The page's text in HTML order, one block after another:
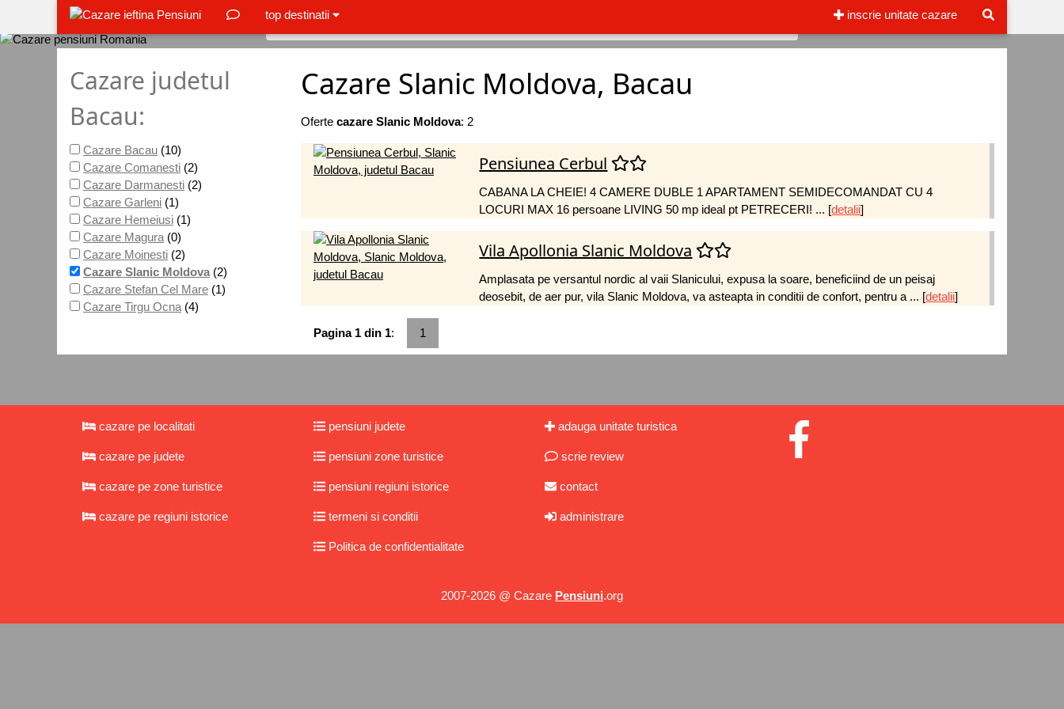
top destinatii inscrie unitate cazare
Cazare judetul
Bacau:
Cazare Bacau (10)
Cazare Comanesti (2)
Cazare Darmanesti (2)
Cazare Garleni (1)
Cazare Hemeiusi (1)
Cazare Magura (0)
Cazare Moinesti (2)
Cazare Slanic Moldova (2)
Cazare Stefan Cel Mare (1)
Cazare Tirgu Ocna (4)
Cazare Slanic Moldova, Bacau
Oferte cazare Slanic Moldova: 2
Pensiunea Cerbul
CABANA LA CHEIE! 4 CAMERE DUBLE 1 APARTAMENT SEMIDECOMANDAT CU 4
LOCURI MAX 16 persoane LIVING 50 mp ideal pt PETRECERI! ... [detalii]
Vila Apollonia Slanic Moldova
Amplasata pe versantul nordic al vaii Slanicului, expusa la soare, beneficiind de un peisaj
deosebit, de aer pur, vila Slanic Moldova, va asteapta in conditii de confort, pentru a ... [detalii]
Pagina 1 din 1: 1
cazare pe localitati
cazare pe judete
cazare pe zone turistice
cazare pe regiuni istorice
pensiuni judete
pensiuni zone turistice
pensiuni regiuni istorice
termeni si conditii
Politica de confidentialitate
adauga unitate turistica
scrie review
contact
administrare
2007-2026 @ Cazare Pensiuni.org